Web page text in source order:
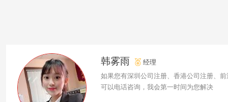
韩雾雨
经理
如果您有深圳公司注册、香港公司注册、
可以电话咨询，我会第一时间为您解决